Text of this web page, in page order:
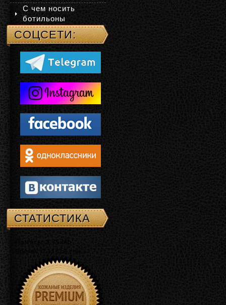
С чем носить
ботильоны
СОЦСЕТИ:
СТАТИСТИКА
Память: 3.75 Mb
Время: 0.11318 сек.